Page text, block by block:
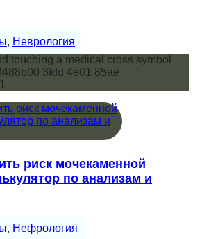
, Неврология
риск мочекаменной
по анализам и
, Нефрология